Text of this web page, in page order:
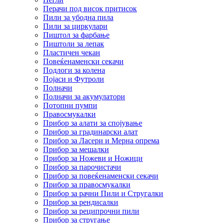
Перачи под висок притисок
Пили за убодна пила
Пили за циркулари
Пиштол за фарбање
Пиштоли за лепак
Пластичен чекан
Повеќенаменски секачи
Подлоги за колена
Појаси и Футроли
Полначи
Полначи за акумулатори
Потопни пумпи
Правосмукалки
Прибор за алати за спојување
Прибор за градинарски алат
Прибор за Ласери и Мерна опрема
Прибор за мешалки
Прибор за Ножеви и Ножици
Прибор за парочистачи
Прибор за повеќенаменски секачи
Прибор за правосмукалки
Прибор за рачни Пили и Стругалки
Прибор за рендисалки
Прибор за реципрочни пили
Прибор за стругање